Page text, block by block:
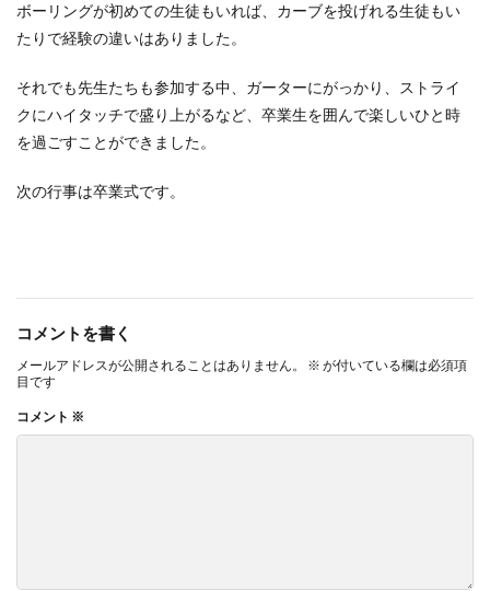
ボーリングが初めての生徒もいれば、カーブを投げれる生徒もい
たりで経験の違いはありました。
それでも先生たちも参加する中、ガーターにがっかり、ストライ
クにハイタッチで盛り上がるなど、卒業生を囲んで楽しいひと時
を過ごすことができました。
次の行事は卒業式です。
コメントを書く
メールアドレスが公開されることはありません。 ※ が付いている欄は必須項
目です
コメント ※